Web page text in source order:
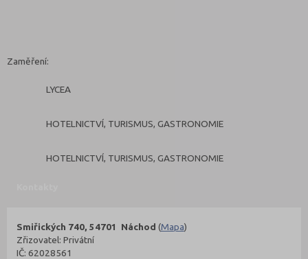
Zaměření:
LYCEA
HOTELNICTVÍ, TURISMUS, GASTRONOMIE
HOTELNICTVÍ, TURISMUS, GASTRONOMIE
Smiřických 740, 54701 Náchod (Mapa)
Zřizovatel: Privátní
IČ: 62028561